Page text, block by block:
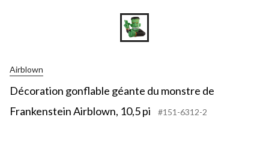
Airblown
Décoration gonflable géante du monstre de
Frankenstein Airblown, 10,5 pi
#151-6312-2